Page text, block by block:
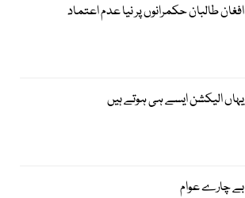
افغان طالبان حکمرانوں پر نیا عدم اعتماد
یہاں الیکشن ایسے ہی ہوتے ہیں
بے چارے عوام